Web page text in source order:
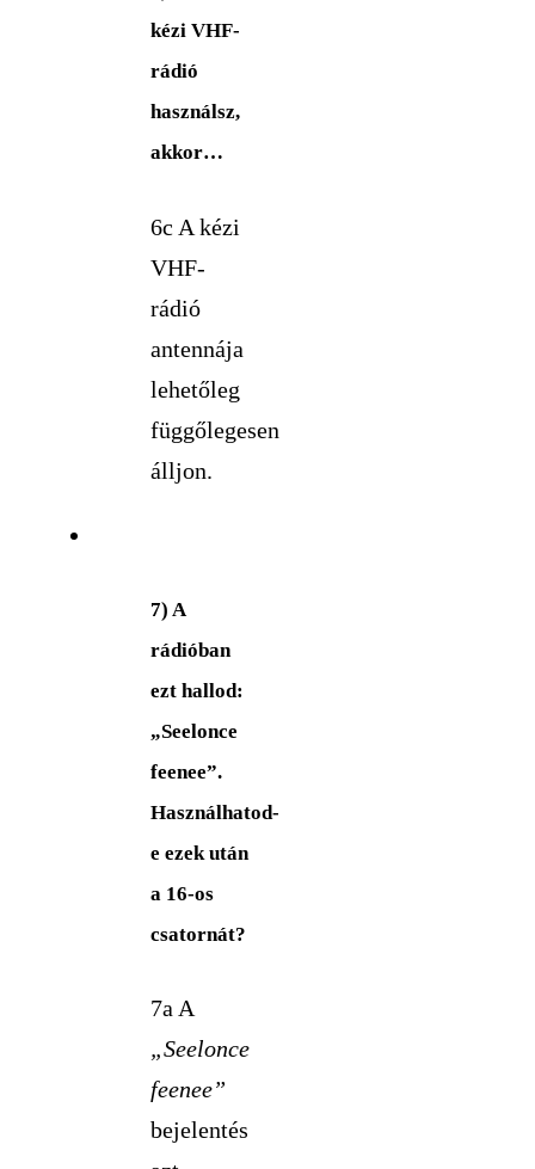
kézi VHF-
rádió
használsz,
akkor…
6c A kézi
VHF-
rádió
antennája
lehetőleg
függőlegesen
álljon.
7) A
rádióban
ezt hallod:
„Seelonce
feenee”.
Használhatod-
e ezek után
a 16-os
csatornát?
7a A
„Seelonce
feenee”
bejelentés